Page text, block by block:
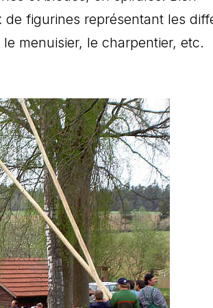
figurines représentant les
menuisier, le charpentier, etc.